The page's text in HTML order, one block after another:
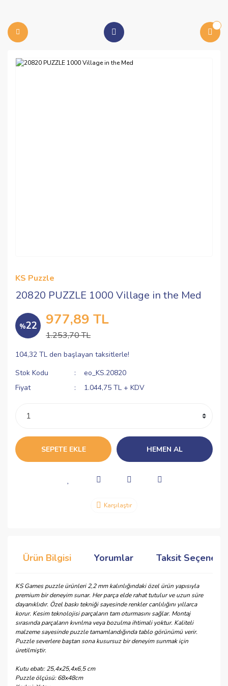
KS Puzzle
20820 PUZZLE 1000 Village in the Med
%22 977,89 TL
1.253,70 TL
104,32 TL den başlayan taksitlerle!
Stok Kodu
eo_KS.20820
Fiyat
1.044,75 TL + KDV
SEPETE EKLE HEMEN AL
Karşılaştır
Ürün Bilgisi Yorumlar Taksit
KS Games puzzle ürünleri 2,2 mm kalınlığındaki özel ürün yapısıyla
premium bir deneyim sunar. Her parça elde rahat tutulur ve uzun süre
dayanıklıdır. Özel baskı tekniği sayesinde renkler canlılığını yıllarca
korur. Kesim teknolojisi parçaların tam oturmasını sağlar. Montaj
sırasında parçaların kıvrılma veya bozulma ihtimali yoktur. Kaliteli
malzeme sayesinde puzzle tamamlandığında tablo görünümü verir.
Puzzle severlere baştan sona kusursuz bir deneyim sunmak için
üretilmiştir.
Kutu ebatı: 25,4x25,4x6,5 cm
Puzzle ölçüsü: 68x48cm